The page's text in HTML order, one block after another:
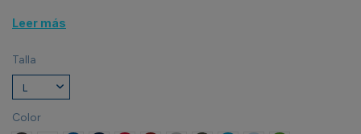
Leer más
Talla
Color